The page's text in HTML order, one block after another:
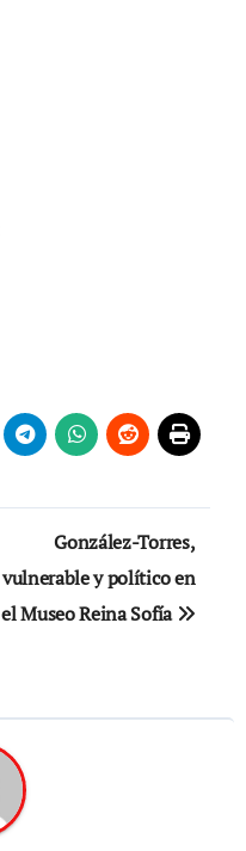
González-Torres,
vulnerable y político en
el Museo Reina Sofía